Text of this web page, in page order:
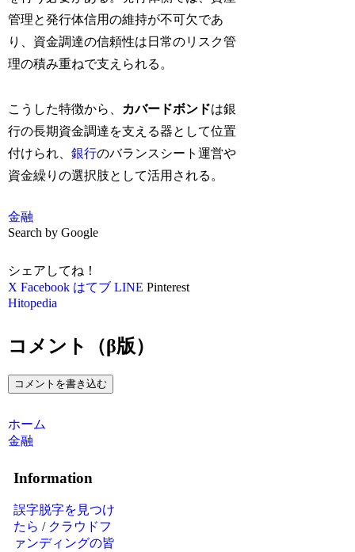
管理と発行体信用の維持が不可欠であ
り、資金調達の信頼性は日常のリスク管
理の積み重ねで支えられる。
こうした特徴から、 カバードボンドは銀
行の長期資金調達を支える器として位置
付けられ、銀行のバランスシート運営や
資金繰りの選択肢として活用される。
金融
Search by Google
シェアしてね！
X Facebook はてブ LINE Pinterest
Hitopedia
コメント（β版）
コメントを書き込む
ホーム
金融
Information
誤字脱字を見つけ
たら / クラウドフ
ァンディングの皆